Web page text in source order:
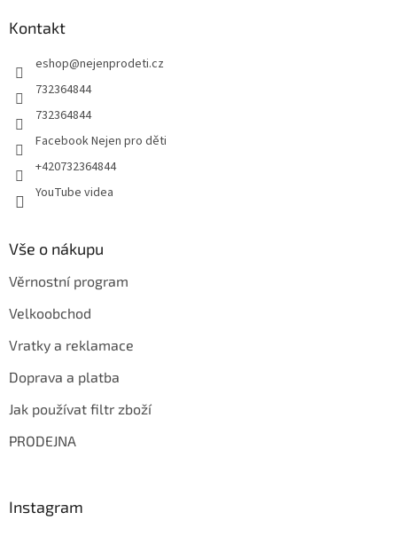
Kontakt
eshop@nejenprodeti.cz
732364844
732364844
Facebook Nejen pro děti
+420732364844
YouTube videa
Vše o nákupu
Věrnostní program
Velkoobchod
Vratky a reklamace
Doprava a platba
Jak používat filtr zboží
PRODEJNA
Instagram